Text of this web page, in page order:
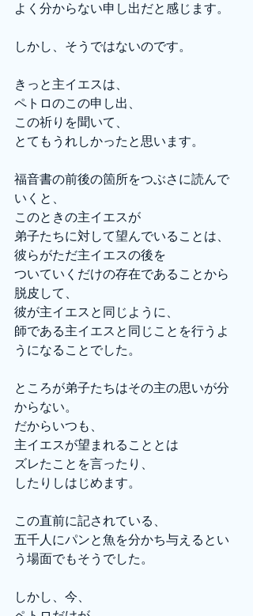
よく分からない申し出だと感じます。
しかし、そうではないのです。
きっと主イエスは、
ペトロのこの申し出、
この祈りを聞いて、
とてもうれしかったと思います。
福音書の前後の箇所をつぶさに読んで
いくと、
このときの主イエスが
弟子たちに対して望んでいることは、
彼らがただ主イエスの後を
ついていくだけの存在であることから
脱皮して、
彼が主イエスと同じように、
師である主イエスと同じことを行うよ
うになることでした。
ところが弟子たちはその主の思いが分
からない。
だからいつも、
主イエスが望まれることとは
ズレたことを言ったり、
したりしはじめます。
この直前に記されている、
五千人にパンと魚を分かち与えるとい
う場面でもそうでした。
しかし、今、